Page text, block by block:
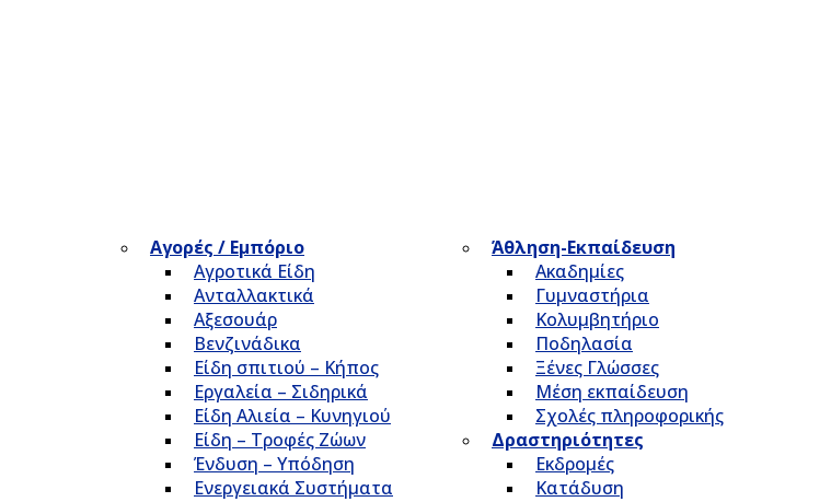
Αγορές / Εμπόριο
Αγροτικά Είδη
Ανταλλακτικά
Αξεσουάρ
Βενζινάδικα
Είδη σπιτιού – Κήπος
Εργαλεία – Σιδηρικά
Είδη Αλιεία – Κυνηγιού
Είδη – Τροφές Ζώων
Ένδυση – Υπόδηση
Ενεργειακά Συστήματα
Άθληση-Εκπαίδευση
Ακαδημίες
Γυμναστήρια
Κολυμβητήριο
Ποδηλασία
Ξένες Γλώσσες
Μέση εκπαίδευση
Σχολές πληροφορικής
Δραστηριότητες
Εκδρομές
Κατάδυση